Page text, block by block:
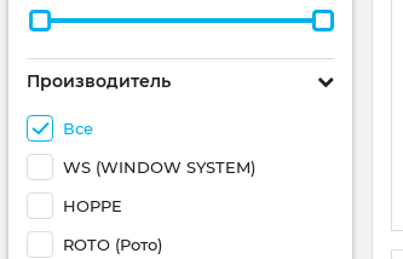
Производитель
Все
WS (WINDOW SYSTEM)
HOPPE
ROTO (Рото)